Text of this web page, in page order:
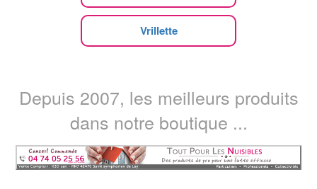
Vrillette
Depuis 2007, les meilleurs produits
dans notre boutique ...